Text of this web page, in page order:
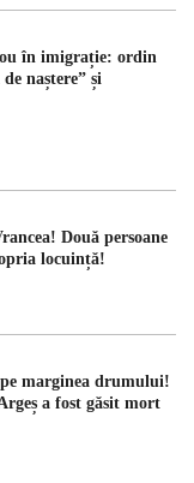
în imigrație: ordin
naștere” și
Două persoane
locuință!
pe marginea drumului!
a fost găsit mort